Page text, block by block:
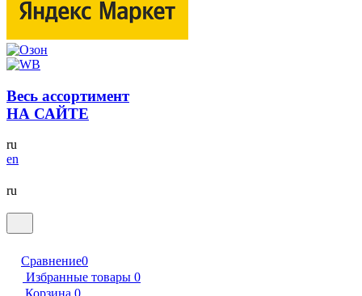
Весь ассортимент
НА САЙТЕ
ru
en
ru
Сравнение0
Избранные товары 0